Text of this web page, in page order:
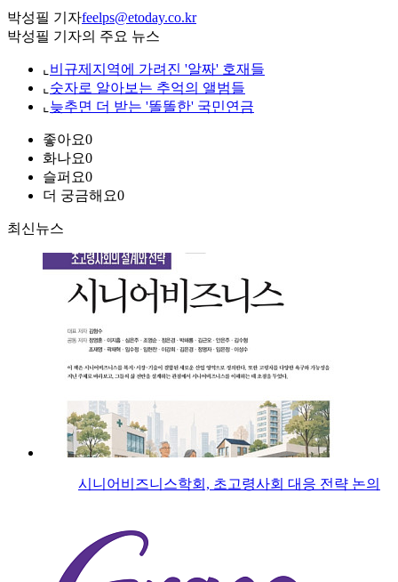
박성필 기자feelps@etoday.co.kr
박성필 기자의 주요 뉴스
⌞ 비규제지역에 가려진 '알짜' 호재들
⌞ 숫자로 알아보는 추억의 앨범들
⌞ 늦추면 더 받는 '똘똘한' 국민연금
좋아요0
화나요0
슬퍼요0
더 궁금해요0
최신뉴스
시니어비즈니스학회, 초고령사회 대응 전략 논의